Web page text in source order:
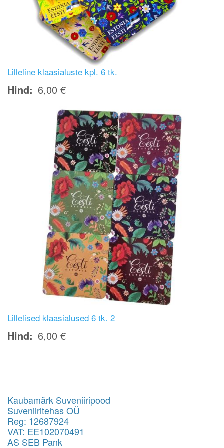
Lilleline klaasialuste kpl. 6 tk.
Hind 6,00 €
Lillelised klaasialused 6 tk. 2
Hind 6,00 €
Kaubamärk Suveniiripood
Suveniiritehas OÜ
Reg: 12687924
VAT: EE102070491
AS SEB Pank